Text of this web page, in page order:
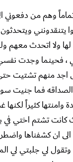
وهم من دفعوني
يتنقدونني
لها ولا اتحدث معهم
بي ، فحينما وجدت
اجد منهم تشتيت
الصداقه فما جنيت
وامنتها كثيراً
تشتم اختي في
ان كشفناها
لي جلبتي لي